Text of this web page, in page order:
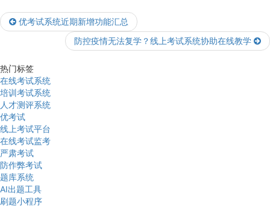
优考试系统近期新增功能汇总
防控疫情无法复学？线上考试系统协助在线教学
热门标签
在线考试系统
培训考试系统
人才测评系统
优考试
线上考试平台
在线考试监考
严肃考试
防作弊考试
题库系统
AI出题工具
刷题小程序